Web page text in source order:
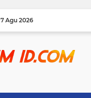
7 Agu 2026